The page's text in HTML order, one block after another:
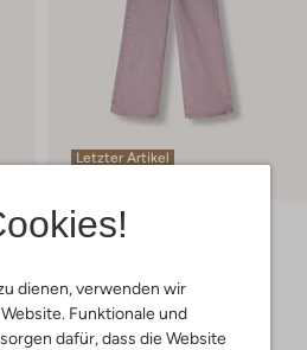
dienen, verwenden wir
Funktionale und
dafür, dass die Website
Letzter Artikel
Vingino
Wide jeans